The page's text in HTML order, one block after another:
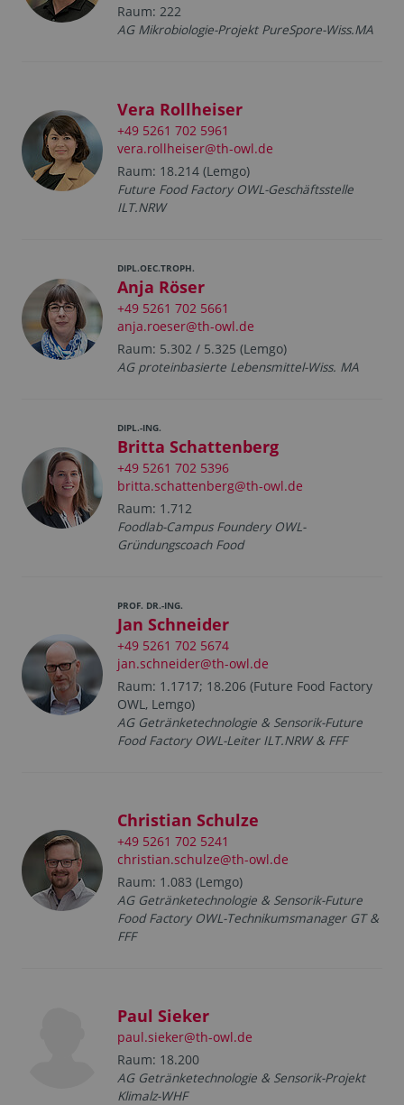
Raum: 222
AG Mikrobiologie-Projekt PureSpore-Wiss.MA
Vera Rollheiser
+49 5261 702 5961
vera.rollheiser@th-owl.de
Raum: 18.214 (Lemgo)
Future Food Factory OWL-Geschäftsstelle
ILT.NRW
DIPL.OEC.TROPH.
Anja Röser
+49 5261 702 5661
anja.roeser@th-owl.de
Raum: 5.302 / 5.325 (Lemgo)
AG proteinbasierte Lebensmittel-Wiss. MA
DIPL.-ING.
Britta Schattenberg
+49 5261 702 5396
britta.schattenberg@th-owl.de
Raum: 1.712
Foodlab-Campus Foundery OWL-
Gründungscoach Food
PROF. DR.-ING.
Jan Schneider
+49 5261 702 5674
jan.schneider@th-owl.de
Raum: 1.1717; 18.206 (Future Food Factory
OWL, Lemgo)
AG Getränketechnologie & Sensorik-Future
Food Factory OWL-Leiter ILT.NRW & FFF
Christian Schulze
+49 5261 702 5241
christian.schulze@th-owl.de
Raum: 1.083 (Lemgo)
AG Getränketechnologie & Sensorik-Future
Food Factory OWL-Technikumsmanager GT &
FFF
Paul Sieker
paul.sieker@th-owl.de
Raum: 18.200
AG Getränketechnologie & Sensorik-Projekt
Klimalz-WHF